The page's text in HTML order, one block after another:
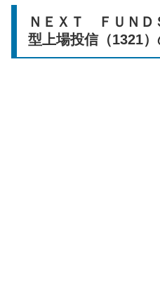
ＮＥＸＴ ＦＵＮ
型上場投信（1321